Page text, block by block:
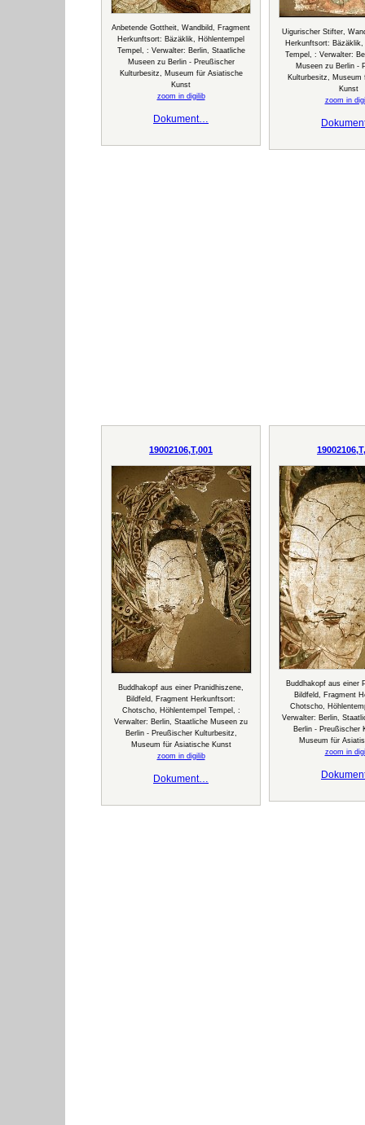
Anbetende Gottheit, Wandbild, Fragment
Herkunftsort: Bäzäklik, Höhlentempel
Tempel, : Verwalter: Berlin, Staatliche
Museen zu Berlin - Preußischer
Kulturbesitz, Museum für Asiatische
Kunst
zoom in digilib
Dokument…
Uigurischer Stifter,
Herkunftsort: Bäzäklik,
Tempel, : Verwalter:
Museen zu Berlin -
Kulturbesitz, Museum
Kunst
zoom in
19002106,T,001
Buddhakopf aus einer Pranidhiszene,
Bildfeld, Fragment Herkunftsort:
Chotscho, Höhlentempel Tempel, :
Verwalter: Berlin, Staatliche Museen zu
Berlin - Preußischer Kulturbesitz,
Museum für Asiatische Kunst
zoom in digilib
Dokument…
Buddhakopf aus einer
Bildfeld, Fragment
Chotscho,
Verwalter: Berlin,
Berlin - Preußischer
Museum für
zoom in